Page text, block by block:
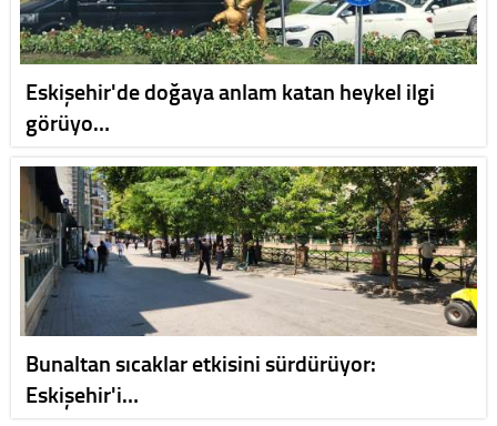
Eskişehir'de doğaya anlam katan heykel ilgi
görüyo…
Bunaltan sıcaklar etkisini sürdürüyor:
Eskişehir'i…